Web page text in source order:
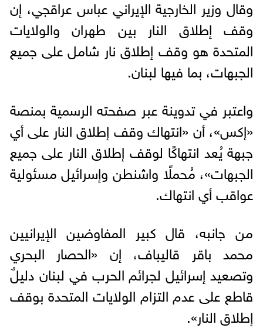
وقال وزير الخارجية الإيراني عباس عراقجي، إن
وقف إطلاق النار بين طهران والولايات
المتحدة هو وقف إطلاق نار شامل على جميع
الجبهات، بما فيها لبنان.
واعتبر في تدوينة عبر صفحته الرسمية بمنصة
«إكس»، أن «انتهاك وقف إطلاق النار على أي
جبهة يُعد انتهاكًا لوقف إطلاق النار على جميع
الجبهات»، مُحملًا واشنطن وإسرائيل مسئولية
عواقب أي انتهاك.
من جانبه، قال كبير المفاوضين الإيرانيين
محمد باقر قاليباف، إن «الحصار البحري
وتصعيد إسرائيل لجرائم الحرب في لبنان دليلٌ
قاطع على عدم التزام الولايات المتحدة بوقف
إطلاق النار».